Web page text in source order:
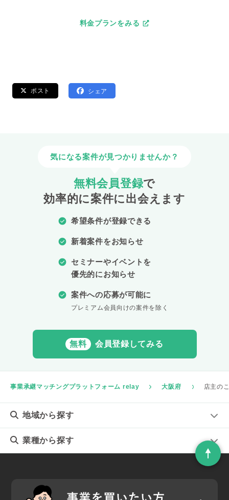
料金プランをみる
ポスト シェア
気になる案件が見つかりませんか？
無料会員登録で
効率的に案件に出会えます
希望条件が登録できる
新着案件をお知らせ
セミナーやイベントを
優先的にお知らせ
案件への応募が可能に
プレミアム会員向けの案件を除く
無料 会員登録してみる
事業承継マッチングプラットフォーム relay 大阪府 店主の
地域から探す
業種から探す